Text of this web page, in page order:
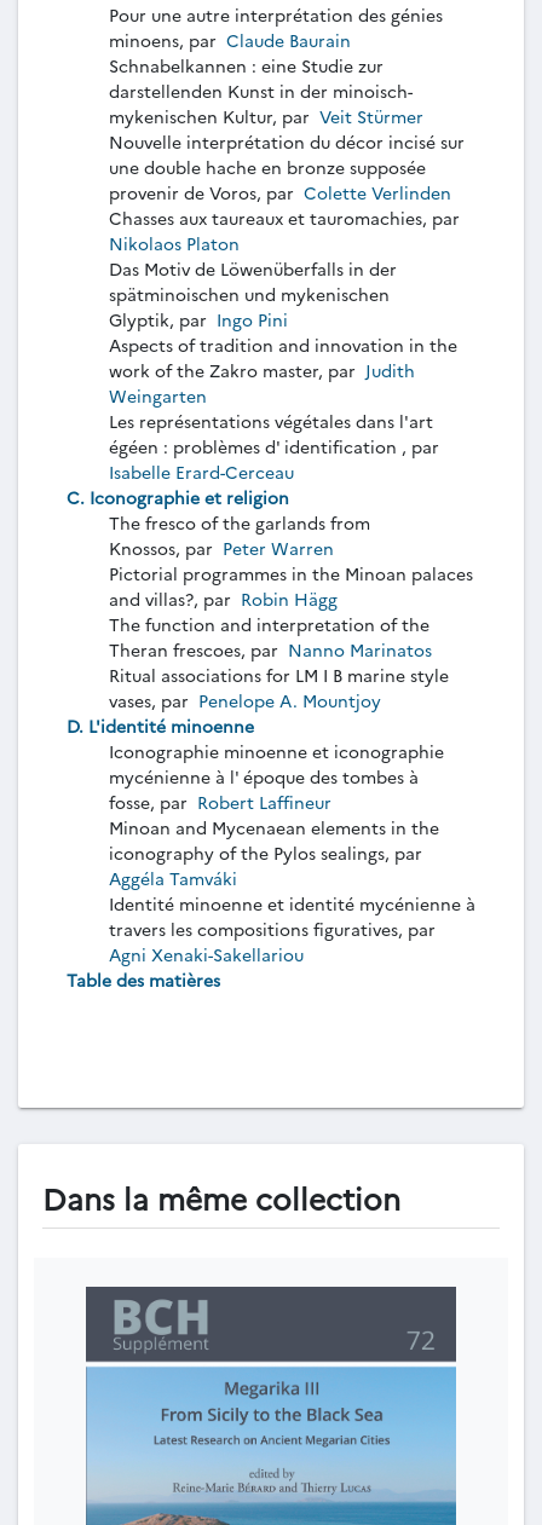
Pour une autre interprétation des génies
minoens, par Claude Baurain
Schnabelkannen : eine Studie zur
darstellenden Kunst in der minoisch-
mykenischen Kultur, par Veit Stürmer
Nouvelle interprétation du décor incisé sur
une double hache en bronze supposée
provenir de Voros, par Colette Verlinden
Chasses aux taureaux et tauromachies, par
Nikolaos Platon
Das Motiv de Löwenüberfalls in der
spätminoischen und mykenischen
Glyptik, par Ingo Pini
Aspects of tradition and innovation in the
work of the Zakro master, par Judith
Weingarten
Les représentations végétales dans l'art
égéen : problèmes d' identification , par
Isabelle Erard-Cerceau
C. Iconographie et religion
The fresco of the garlands from
Knossos, par Peter Warren
Pictorial programmes in the Minoan palaces
and villas?, par Robin Hägg
The function and interpretation of the
Theran frescoes, par Nanno Marinatos
Ritual associations for LM I B marine style
vases, par Penelope A. Mountjoy
D. L'identité minoenne
Iconographie minoenne et iconographie
mycénienne à l' époque des tombes à
fosse, par Robert Laffineur
Minoan and Mycenaean elements in the
iconography of the Pylos sealings, par
Aggéla Tamváki
Identité minoenne et identité mycénienne à
travers les compositions figuratives, par
Agni Xenaki-Sakellariou
Table des matières
Dans la même collection